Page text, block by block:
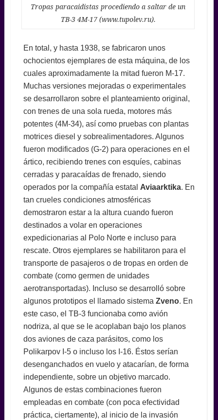
Tropas paracaidistas procediendo a saltar de un
TB-3 4M-17 (www.tupolev.ru).
En total, y hasta 1938, se fabricaron unos
ochocientos ejemplares de esta máquina, de los
cuales aproximadamente la mitad fueron M-17.
Muchas versiones mejoradas o experimentales
se desarrollaron sobre el planteamiento original,
con trenes de una sola rueda, motores más
potentes (4M-34), así como pruebas con plantas
motrices diesel y sobrealimentadores. Algunos
fueron modificados (G-2) para operaciones en el
ártico, recibiendo trenes con esquíes, cabinas
cerradas y paracaídas de frenado, siendo
operados por la compañía estatal Aviaarktika. En
tan crueles condiciones atmosféricas
demostraron estar a la altura cuando fueron
destinados a volar en operaciones
expedicionarias al Polo Norte e incluso para
rescate. Otros ejemplares se habilitaron para el
transporte de pasajeros o de tropas en orden de
combate (como germen de unidades
aerotransportadas). Incluso se desarrolló sobre
algunos prototipos el llamado sistema Zveno. En
este caso, el TB-3 funcionaba como avión
nodriza, al que se le acoplaban bajo los planos
dos aviones de caza parásitos, como los
Polikarpov I-5 o incluso los I-16. Éstos serían
desenganchados en vuelo y atacarían, de forma
independiente, sobre un objetivo marcado.
Algunos de estas combinaciones fueron
empleadas en combate (con poca efectividad
práctica, ciertamente), al inicio de la invasión